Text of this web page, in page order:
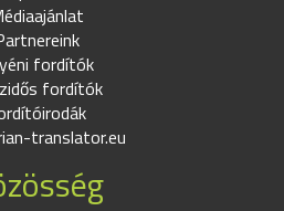
fordítók
fordítók
translator.eu